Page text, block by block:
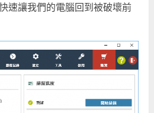
速讓我們的電腦回到被破壞前